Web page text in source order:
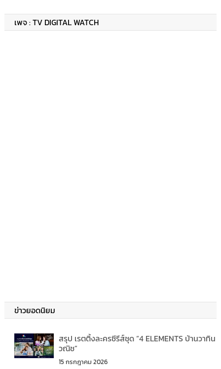
เพจ : TV DIGITAL WATCH
ข่าวยอดนิยม
สรุป เรตติ้งละครซีรีส์ชุด “4 ELEMENTS บ้านวาทิน
วณิช”
15 กรกฎาคม 2026